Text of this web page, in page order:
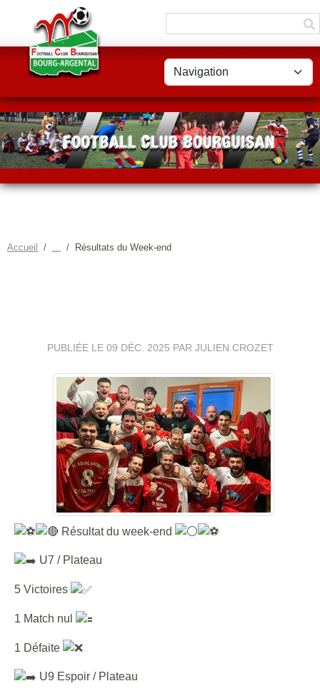
Accueil Résultats du Week-end
PUBLIÉE LE 09 DÉC. 2025 PAR JULIEN CROZET
Résultat du week-end
U7 / Plateau
5 Victoires
1 Match nul
1 Défaite
U9 Espoir / Plateau
Panneau de gestion des cookies